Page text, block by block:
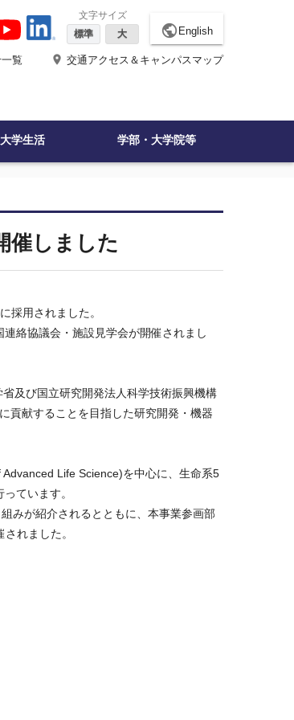
文字サイズ
標準
大 public English
覧 place 交通アクセス＆キャンパスマップ
大学生活 学部・大学院等
催しました
採用されました。
絡協議会・施設見学会が開催されまし
及び国立研究開発法人科学技術振興機構
貢献することを目指した研究開発・機器
Life Science)を中心に、生命系5
ています。
みが紹介されるとともに、本事業参画部
れました。